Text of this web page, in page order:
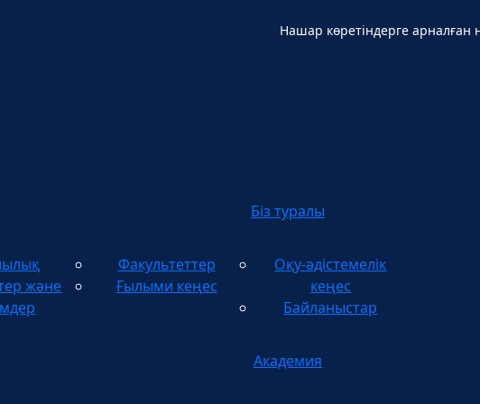
Нашар көретіндерге арналған
Біз туралы
және
Факультеттер
Ғылыми кеңес
Оқу-әдістемелік
кеңес
Байланыстар
Академия